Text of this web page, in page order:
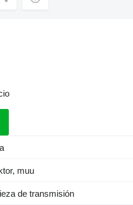
muu
de transmisión